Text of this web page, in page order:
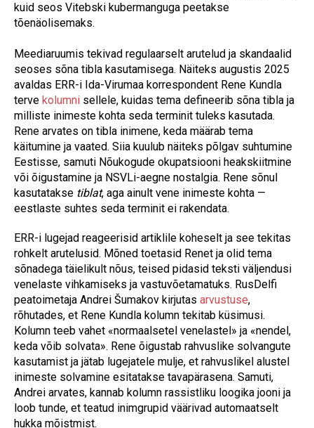
kuid seos Vitebski kubermanguga peetakse
tõenäolisemaks.
Meediaruumis tekivad regulaarselt arutelud ja skandaalid
seoses sõna tibla kasutamisega. Näiteks augustis 2025
avaldas ERR-i Ida-Virumaa korrespondent Rene Kundla
terve kolumni sellele, kuidas tema defineerib sõna tibla ja
milliste inimeste kohta seda terminit tuleks kasutada.
Rene arvates on tibla inimene, keda määrab tema
käitumine ja vaated. Siia kuulub näiteks põlgav suhtumine
Eestisse, samuti Nõukogude okupatsiooni heakskiitmine
või õigustamine ja NSVLi-aegne nostalgia. Rene sõnul
kasutatakse tiblat, aga ainult vene inimeste kohta —
eestlaste suhtes seda terminit ei rakendata.
ERR-i lugejad reageerisid artiklile koheselt ja see tekitas
rohkelt arutelusid. Mõned toetasid Renet ja olid tema
sõnadega täielikult nõus, teised pidasid teksti väljendusi
venelaste vihkamiseks ja vastuvõetamatuks. RusDelfi
peatoimetaja Andrei Šumakov kirjutas arvustuse,
rõhutades, et Rene Kundla kolumn tekitab küsimusi.
Kolumn teeb vahet «normaalsetel venelastel» ja «nendel,
keda võib solvata». Rene õigustab rahvuslike solvangute
kasutamist ja jätab lugejatele mulje, et rahvuslikel alustel
inimeste solvamine esitatakse tavapärasena. Samuti,
Andrei arvates, kannab kolumn rassistliku loogika jooni ja
loob tunde, et teatud inimgrupid väärivad automaatselt
hukka mõistmist.